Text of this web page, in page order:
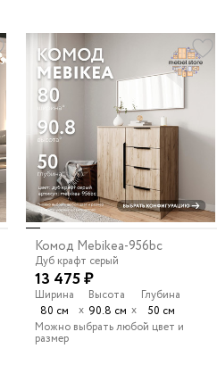
Комод Mebikea-956bc
Дуб крафт серый
13 475 ₽
Ширина
80 см
х
Высота
90.8 см х
Глубина
50 см
Можно выбрать любой цвет и
размер